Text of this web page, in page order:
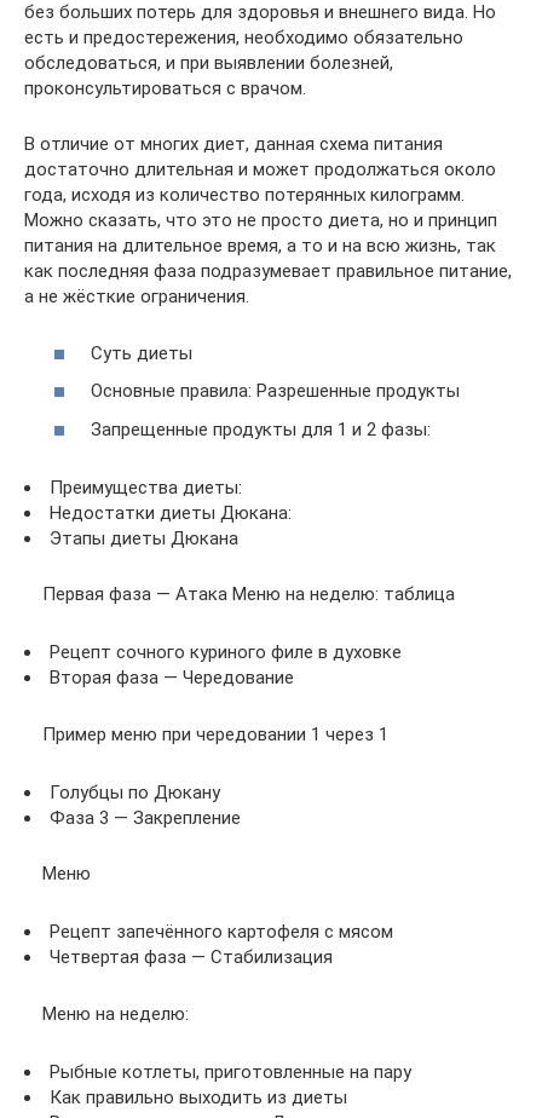
без больших потерь для здоровья и внешнего вида. Но
есть и предостережения, необходимо обязательно
обследоваться, и при выявлении болезней,
проконсультироваться с врачом.
В отличие от многих диет, данная схема питания
достаточно длительная и может продолжаться около
года, исходя из количество потерянных килограмм.
Можно сказать, что это не просто диета, но и принцип
питания на длительное время, а то и на всю жизнь, так
как последняя фаза подразумевает правильное питание,
а не жёсткие ограничения.
Суть диеты
Основные правила: Разрешенные продукты
Запрещенные продукты для 1 и 2 фазы:
Преимущества диеты:
Недостатки диеты Дюкана:
Этапы диеты Дюкана
Первая фаза — Атака Меню на неделю: таблица
Рецепт сочного куриного филе в духовке
Вторая фаза — Чередование
Пример меню при чередовании 1 через 1
Голубцы по Дюкану
Фаза 3 — Закрепление
Меню
Рецепт запечённого картофеля с мясом
Четвертая фаза — Стабилизация
Меню на неделю:
Рыбные котлеты, приготовленные на пару
Как правильно выходить из диеты